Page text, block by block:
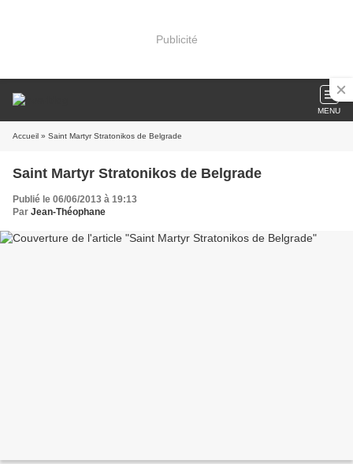
Publicité
MENU
Accueil » Saint Martyr Stratonikos de Belgrade
Saint Martyr Stratonikos de Belgrade
Publié le 06/06/2013 à 19:13
Par Jean-Théophane